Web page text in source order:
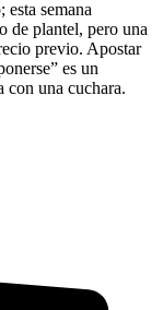
esta semana
de plantel, pero una
previo. Apostar
es un
una cuchara.